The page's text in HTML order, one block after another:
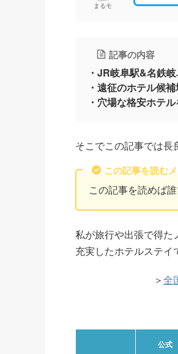
まるモ
記事の内容
・JR岐阜駅&名鉄
・遠征のホテル候
・穴場な格安ホテ
そこでこの記事では長
この記事を読む
この記事を読めば
私が旅行や出張で得た
充実したホテルステイ
＞全
公式